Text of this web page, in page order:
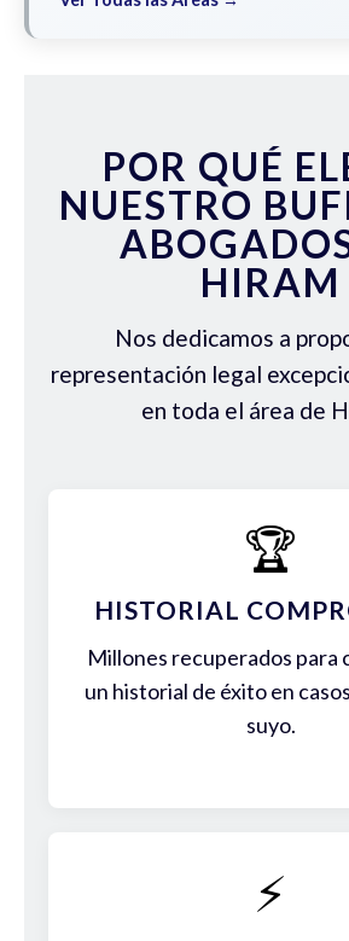
POR QUÉ
NUESTRO
HIRAM
Nos dedicamos a
representación legal
en toda el área de
🏆
HISTORIAL
Millones recuperados para
un historial de éxito en
suyo.
⚡